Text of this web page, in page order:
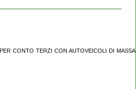
CONTO TERZI CON AUTOVEICOLI DI MASSA